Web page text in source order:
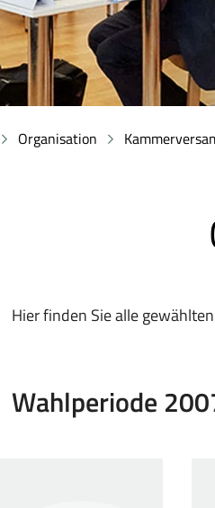
Organisation
Hier finden Sie alle
Wahlperiode